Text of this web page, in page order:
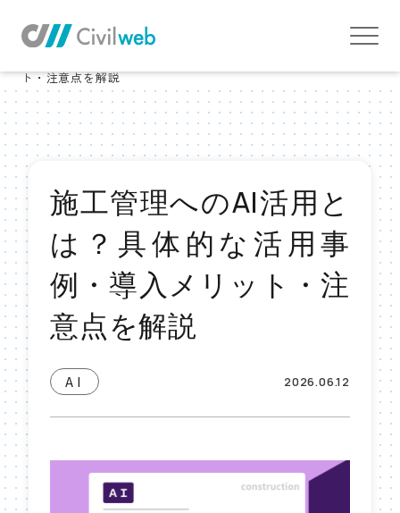
TOP お役立ち情報TOP
ト・注意点を解説
施工管理へのAI活用と
は？具体的な活用事
例・導入メリット・注
意点を解説
AI 2026.06.12